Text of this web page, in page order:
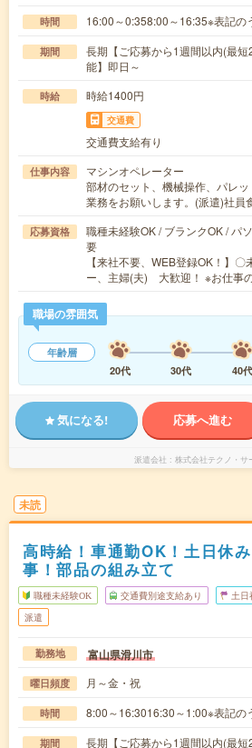
時間 16:00～0:358:00～16:35※表記の
期間
長期【ご応募から1週間以内(最
能】即日～
時給 時給1400円
交通費
交通費支給有り
仕事内容
マシンオペレーター
部材のセット、機械操作、パレ
業務をお願いします。(派遣)社
応募資格
職種未経験OK / ブランクOK / パ
要
【来社不要、WEB登録OK！】
ー、主婦(夫) 大歓迎！ ※お仕事
職場の雰囲気
年齢層
20代
30代 40代
気になる! 応募へ進む
派遣会社 株式会社テクノ・サ
未読
高時給！車通勤OK！土日休
事！部品の組み立て
職種未経験OK 交通費別途支給あり 土日
派遣
勤務地 富山県滑川市
曜日頻度 月～金・祝
時間 8:00～16:3016:30～1:00※表記の
期間 長期【ご応募から1週間以内(最